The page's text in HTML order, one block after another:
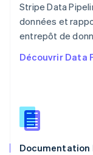
Stripe Data
données et
entrepôt de
Découvrir Data
Documentation
Nederlands
Pologne
English
Português
English
Roumanie
Royaume-Uni